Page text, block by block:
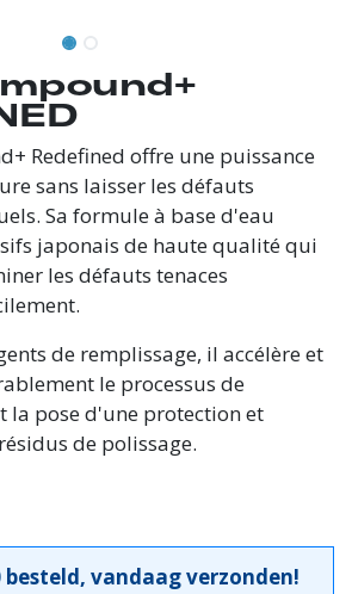
Redefined offre une puissance
sans laisser les défauts
Sa formule à base d'eau
japonais de haute qualité qui
les défauts tenaces
de remplissage, il accélère et
le processus de
la pose d'une protection et
de polissage.
besteld, vandaag verzonden!